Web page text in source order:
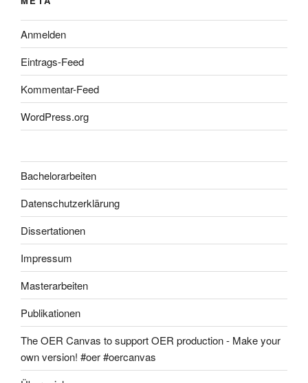
Anmelden
Eintrags-Feed
Kommentar-Feed
WordPress.org
Bachelorarbeiten
Datenschutzerklärung
Dissertationen
Impressum
Masterarbeiten
Publikationen
The OER Canvas to support OER production - Make your
own version! #oer #oercanvas